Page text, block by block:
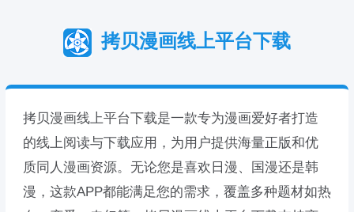
拷贝漫画线上平台下载
拷贝漫画线上平台下载是一款专为漫画爱好者打造
的线上阅读与下载应用，为用户提供海量正版和优
质同人漫画资源。无论您是喜欢日漫、国漫还是韩
漫，这款APP都能满足您的需求，覆盖多种题材如热